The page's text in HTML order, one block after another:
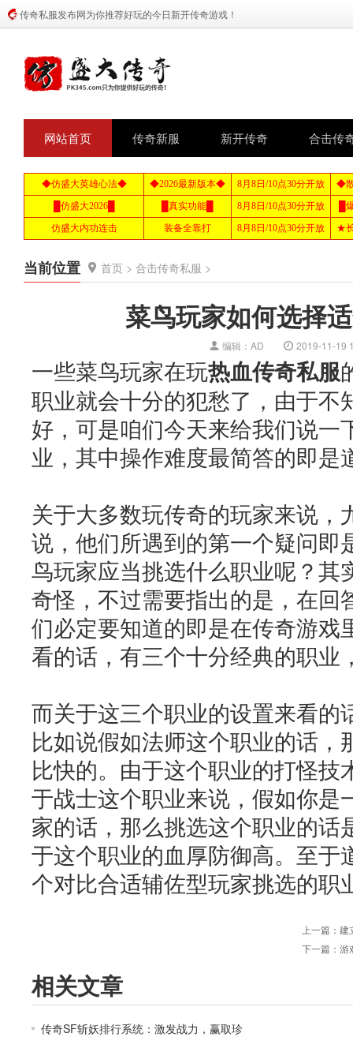
传奇私服发布网为你推荐好玩的今日新开传奇游戏！
网站首页 传奇新服 新开传奇 合击传
当前位置 首页 > 合击传奇私服 >
菜鸟玩家如何选择
编辑：AD 2019-11-19
一些菜鸟玩家在玩热血传奇私服
职业就会十分的犯愁了，由于不
好，可是咱们今天来给我们说一
业，其中操作难度最简答的即是
关于大多数玩传奇的玩家来说，
说，他们所遇到的第一个疑问即
鸟玩家应当挑选什么职业呢？其
奇怪，不过需要指出的是，在回
们必定要知道的即是在传奇游戏
看的话，有三个十分经典的职业
而关于这三个职业的设置来看的
比如说假如法师这个职业的话，
比快的。由于这个职业的打怪技
于战士这个职业来说，假如你是
家的话，那么挑选这个职业的话
于这个职业的血厚防御高。至于
个对比合适辅佐型玩家挑选的职
上一篇： 建
下一篇： 游
相关文章
传奇SF斩妖排行系统：激发战力，赢取珍